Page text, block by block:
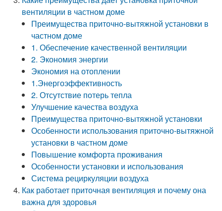
вентиляции в частном доме
Преимущества приточно-вытяжной установки в
частном доме
1. Обеспечение качественной вентиляции
2. Экономия энергии
Экономия на отоплении
1.Энергоэффективность
2. Отсутствие потерь тепла
Улучшение качества воздуха
Преимущества приточно-вытяжной установки
Особенности использования приточно-вытяжной
установки в частном доме
Повышение комфорта проживания
Особенности установки и использования
Система рециркуляции воздуха
Как работает приточная вентиляция и почему она
важна для здоровья